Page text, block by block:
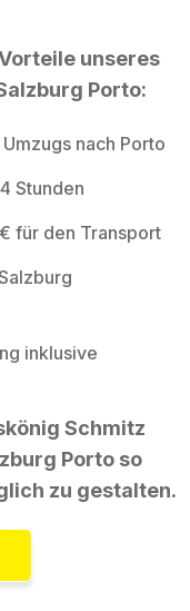
unseres
Porto:
nach Porto
Stunden
für den Transport
inklusive
Schmitz
Porto so
zu gestalten.